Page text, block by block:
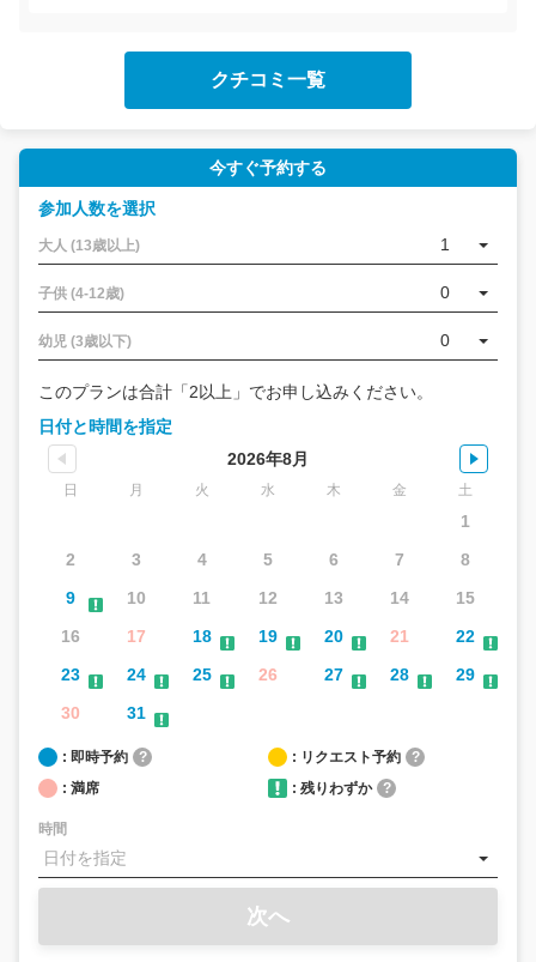
クチコミ一覧
今すぐ予約する
参加人数を選択
大人 (13歳以上) 1
子供 (4-12歳) 0
幼児 (3歳以下) 0
このプランは合計「2以上」でお申し込みください。
日付と時間を指定
2026年8月
日 月 火 水 木 金 土
1
2
3 4 5 6 7
8
9
10 11 12 13 14
15
16
17 18 19 20 21
22
23
24 25 26 27 28
29
30
31
: 即時予約 ? : リクエスト予約
?
: 満席
: 残りわずか ?
時間
次へ